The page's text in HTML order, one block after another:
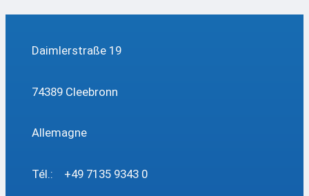
Daimlerstraße 19
74389 Cleebronn
Allemagne
Tél.: +49 7135 9343 0